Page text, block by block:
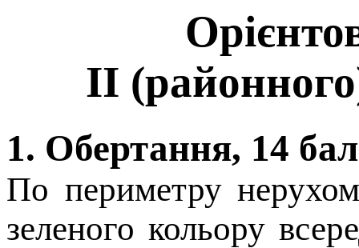
ІІ
1. Обертання, 14
По периметру
зеленого кольору